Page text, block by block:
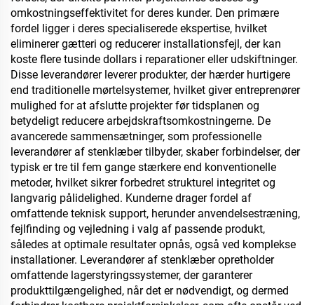
nye livsstilsanvendelser
oleofobe egenskaber
kræves
omkostningseffektivitet for deres kunder. Den primære
fordel ligger i deres specialiserede ekspertise, hvilket
eliminerer gætteri og reducerer installationsfejl, der kan
koste flere tusinde dollars i reparationer eller udskiftninger.
Disse leverandører leverer produkter, der hærder hurtigere
end traditionelle mørtelsystemer, hvilket giver entreprenører
mulighed for at afslutte projekter før tidsplanen og
betydeligt reducere arbejdskraftsomkostningerne. De
avancerede sammensætninger, som professionelle
leverandører af stenklæber tilbyder, skaber forbindelser, der
typisk er tre til fem gange stærkere end konventionelle
metoder, hvilket sikrer forbedret strukturel integritet og
langvarig pålidelighed. Kunderne drager fordel af
omfattende teknisk support, herunder anvendelsestræning,
fejlfinding og vejledning i valg af passende produkt,
således at optimale resultater opnås, også ved komplekse
installationer. Leverandører af stenklæber opretholder
omfattende lagerstyringssystemer, der garanterer
produkttilgængelighed, når det er nødvendigt, og dermed